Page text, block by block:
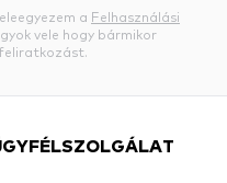
a Felhasználási
vele hogy bármikor